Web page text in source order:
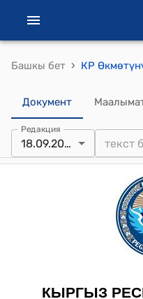
Башкы бет ›
Документ
Редакция
18.09.2014